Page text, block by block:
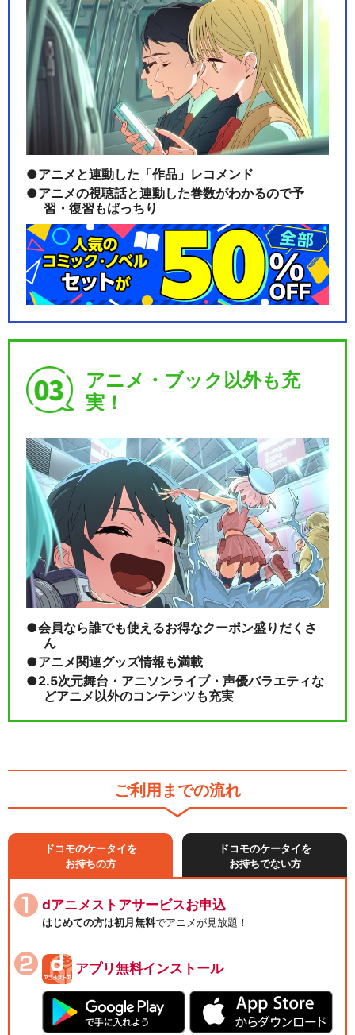
アニメと連動した「作品」レコメンド
アニメの視聴話と連動した巻数がわかるので予
習・復習もばっちり
アニメ・ブック以外も充
実！
会員なら誰でも使えるお得なクーポン盛りだくさ
ん
アニメ関連グッズ情報も満載
2.5次元舞台・アニソンライブ・声優バラエティな
どアニメ以外のコンテンツも充実
ご利用までの流れ
ドコモのケータイを
お持ちの方
ドコモのケータイを
お持ちでない方
dアニメストアサービスお申込
はじめての方は初月無料でアニメが見放題！
アプリ無料インストール